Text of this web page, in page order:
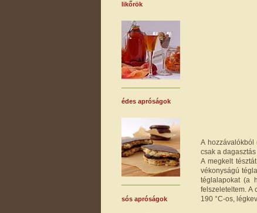
A hozzávalókból
csak a
A megkelt
vékonyságú
téglalapokat (a
felszeleteltem. A
190 °C-os,
likőrök
édes apróságok
sós apróságok